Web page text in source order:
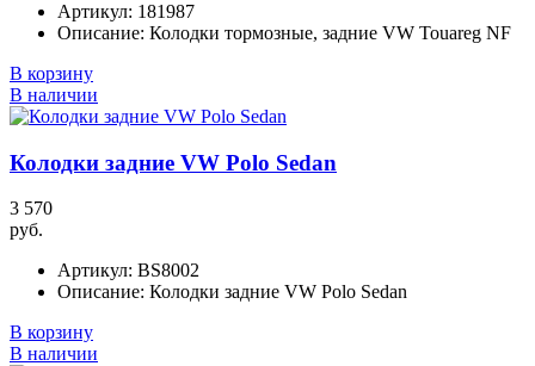
Артикул: 181987
Описание: Колодки тормозные, задние VW Touareg NF
В корзину
В наличии
Колодки задние VW Polo Sedan
3 570
руб.
Артикул: BS8002
Описание: Колодки задние VW Polo Sedan
В корзину
В наличии